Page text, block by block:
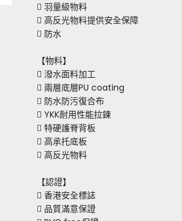
 羽量級物料
 高反光物料提供安全保障
 防水
【物料】
 潑水面料加工
 兩層底層PU coating
 防水防污復合布
 YKK耐用性能拉鍊
 特硬護脊背板
 高承托底板
 高反光物料
【認證】
 香港安全標誌
 品質滿意保證